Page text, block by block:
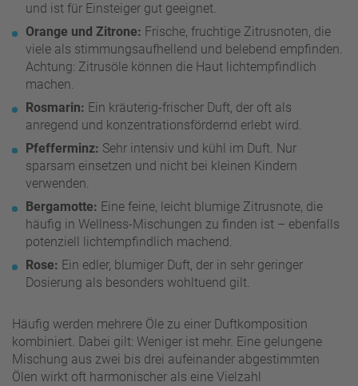
und ist für Einsteiger gut geeignet.
Orange und Zitrone: Frische, fruchtige Zitrusnoten, die
viele als stimmungsaufhellend und belebend empfinden.
Achtung: Zitrusöle können die Haut lichtempfindlich
machen.
Rosmarin: Ein kräuterig-frischer Duft, der oft als
anregend und konzentrationsfördernd erlebt wird.
Pfefferminz: Sehr intensiv und kühl im Duft. Nur
sparsam einsetzen und nicht bei kleinen Kindern
verwenden.
Bergamotte: Eine feine, leicht blumige Zitrusnote, die
häufig in Wellness-Mischungen zu finden ist – ebenfalls
potenziell lichtempfindlich machend.
Rose: Ein edler, blumiger Duft, der in sehr geringer
Dosierung als besonders wohltuend gilt.
Häufig werden mehrere Öle zu einer Duftkomposition
kombiniert. Dabei gilt: Weniger ist mehr. Eine gelungene
Mischung aus zwei bis drei aufeinander abgestimmten
Ölen wirkt oft harmonischer als eine Vielzahl